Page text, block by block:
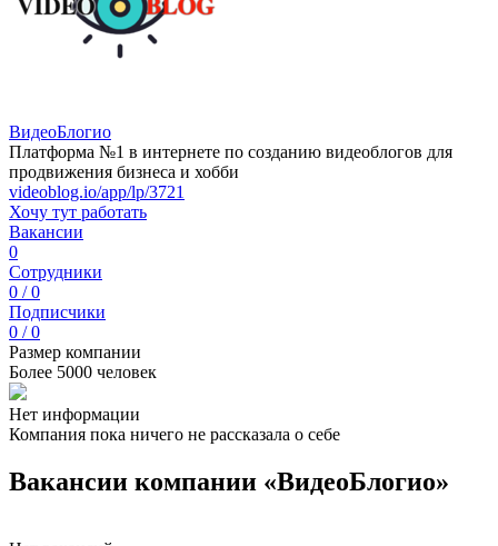
ВидеоБлогио
Платформа №1 в интернете по созданию видеоблогов для
продвижения бизнеса и хобби
videoblog.io/app/lp/3721
Хочу тут работать
Вакансии
0
Сотрудники
0 / 0
Подписчики
0 / 0
Размер компании
Более 5000 человек
Нет информации
Компания пока ничего не рассказала о себе
Вакансии компании «ВидеоБлогио»